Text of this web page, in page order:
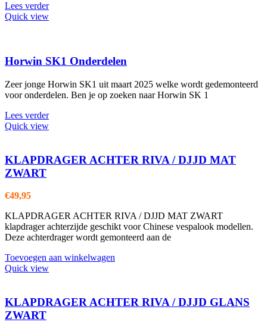
Lees verder
Quick view
Horwin SK1 Onderdelen
Zeer jonge Horwin SK1 uit maart 2025 welke wordt gedemonteerd
voor onderdelen. Ben je op zoeken naar Horwin SK 1
Lees verder
Quick view
KLAPDRAGER ACHTER RIVA / DJJD MAT
ZWART
€49,95
KLAPDRAGER ACHTER RIVA / DJJD MAT ZWART
klapdrager achterzijde geschikt voor Chinese vespalook modellen.
Deze achterdrager wordt gemonteerd aan de
Toevoegen aan winkelwagen
Quick view
KLAPDRAGER ACHTER RIVA / DJJD GLANS
ZWART